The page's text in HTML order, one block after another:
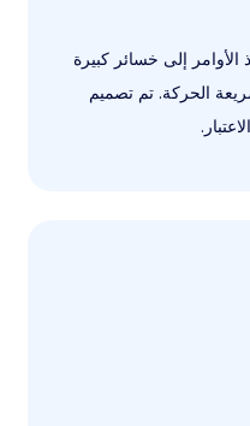
إلى خسائر كبيرة
الحركة. تم تصميم